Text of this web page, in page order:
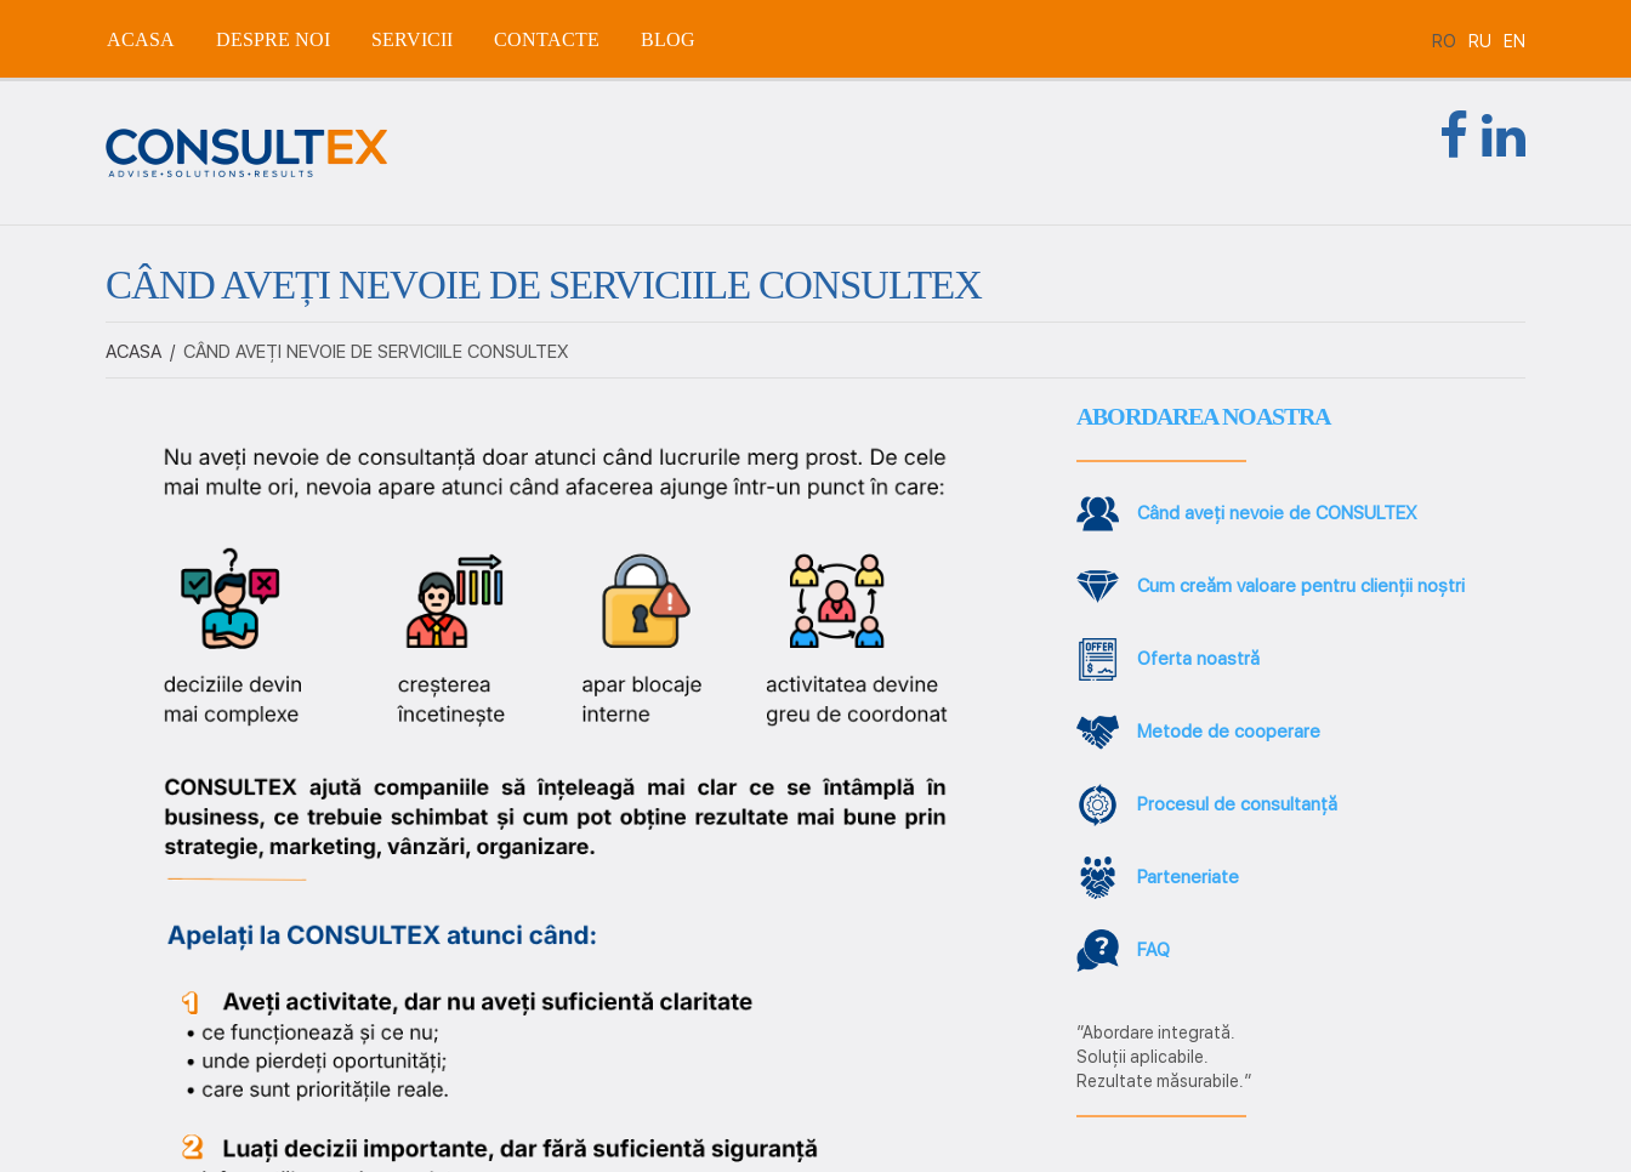
ACASA DESPRE NOI SERVICII CONTACTE BLOG RO RU EN
CÂND AVEȚI NEVOIE DE SERVICIILE CONSULTEX
ACASA / CÂND AVEȚI NEVOIE DE SERVICIILE CONSULTEX
ABORDAREA NOASTRA
Când aveți nevoie de CONSULTEX
Cum creăm valoare pentru clienții noștri
Oferta noastră
Metode de cooperare
Procesul de consultanță
Parteneriate
FAQ
”Abordare integrată.
Soluții aplicabile.
Rezultate măsurabile.”